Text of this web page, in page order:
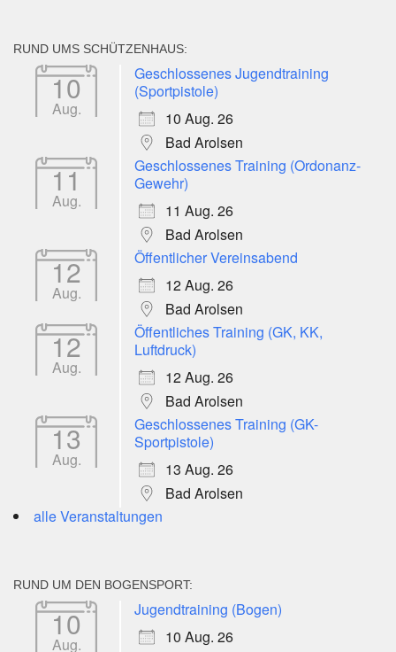
RUND UMS SCHÜTZENHAUS:
10
Aug.
Geschlossenes Jugendtraining
(Sportpistole)
10 Aug. 26
Bad Arolsen
11
Aug.
Geschlossenes Training (Ordonanz-
Gewehr)
11 Aug. 26
Bad Arolsen
12
Aug.
Öffentlicher Vereinsabend
12 Aug. 26
Bad Arolsen
12
Aug.
Öffentliches Training (GK, KK,
Luftdruck)
12 Aug. 26
Bad Arolsen
13
Aug.
Geschlossenes Training (GK-
Sportpistole)
13 Aug. 26
Bad Arolsen
alle Veranstaltungen
RUND UM DEN BOGENSPORT:
10
Aug.
Jugendtraining (Bogen)
10 Aug. 26